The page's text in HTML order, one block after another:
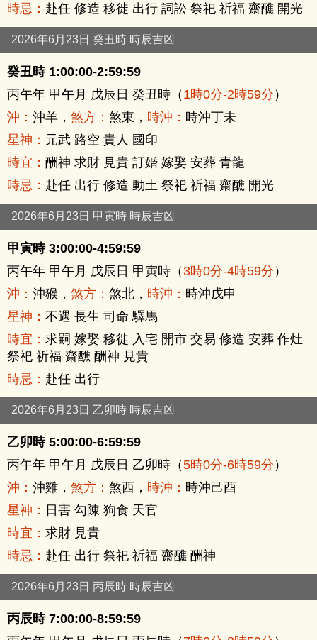
時忌： 赴任 修造 移徙 出行 詞訟 祭祀 祈福 齋醮 開光
2026年6月23日 癸丑時 時辰吉凶
癸丑時 1:00:00-2:59:59
丙午年 甲午月 戊辰日 癸丑時（1時0分-2時59分）
沖： 沖羊， 煞方： 煞東， 時沖： 時沖丁未
星神： 元武 路空 貴人 國印
時宜： 酬神 求財 見貴 訂婚 嫁娶 安葬 青龍
時忌： 赴任 出行 修造 動土 祭祀 祈福 齋醮 開光
2026年6月23日 甲寅時 時辰吉凶
甲寅時 3:00:00-4:59:59
丙午年 甲午月 戊辰日 甲寅時（3時0分-4時59分）
沖： 沖猴， 煞方： 煞北， 時沖： 時沖戊申
星神： 不遇 長生 司命 驛馬
時宜： 求嗣 嫁娶 移徙 入宅 開市 交易 修造 安葬 作灶
祭祀 祈福 齋醮 酬神 見貴
時忌： 赴任 出行
2026年6月23日 乙卯時 時辰吉凶
乙卯時 5:00:00-6:59:59
丙午年 甲午月 戊辰日 乙卯時（5時0分-6時59分）
沖： 沖雞， 煞方： 煞西， 時沖： 時沖己酉
星神： 日害 勾陳 狗食 天官
時宜： 求財 見貴
時忌： 赴任 出行 祭祀 祈福 齋醮 酬神
2026年6月23日 丙辰時 時辰吉凶
丙辰時 7:00:00-8:59:59